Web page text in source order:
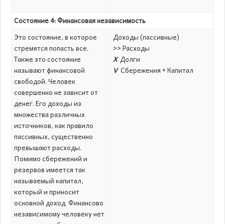
Состояние 4:Финансовая независимость
Это состояние, в которое
стремятся попасть все.
Также это состояние
называют финансовой
свободой. Человек
совершенно не зависит от
денег. Его доходы из
множества различных
источников, как правило
пассивных, существенно
превышают расходы.
Помимо сбережений и
резервов имеется так
называемый капитал,
который и приносит
основной доход. Финансово
независимому человеку нет
Доходы (пассивные)
>> Расходы
XДолги
VСбережения + Капитал